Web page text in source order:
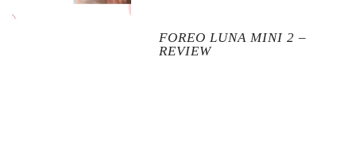
FOREO LUNA MINI 2 –
REVIEW